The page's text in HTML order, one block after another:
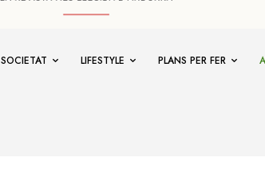
SOCIETAT LIFESTYLE PLANS PER FER